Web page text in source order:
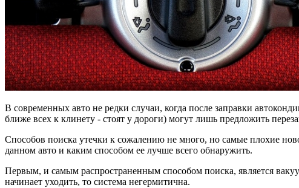
В современных авто не редки случаи, когда после заправки
ближе всех к клинету - стоят у дороги) могут лишь предложить
Способов поиска утечки к сожалению не много, но самые плохие
данном авто и каким способом ее лучше всего обнаружить.
Первым, и самым распространенным способом поиска, является
начинает уходить, то система негермитична.